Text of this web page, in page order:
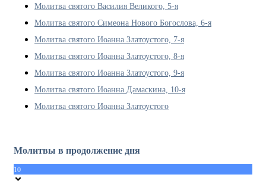
Молитва святого Василия Великого, 5-я
Молитва святого Симеона Нового Богослова, 6-я
Молитва святого Иоанна Златоустого, 7-я
Молитва святого Иоанна Златоустого, 8-я
Молитва святого Иоанна Златоустого, 9-я
Молитва святого Иоанна Дамаскина, 10-я
Молитва святого Иоанна Златоустого
Молитвы в продолжение дня
10